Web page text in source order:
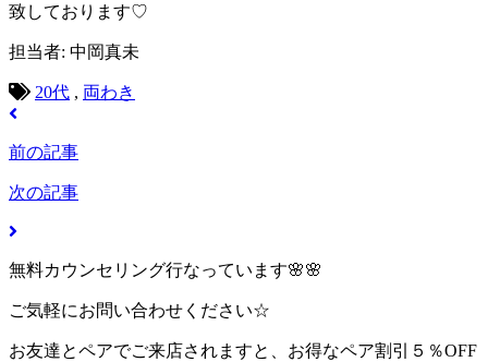
致しております♡
担当者: 中岡真未
20代 , 両わき
前の記事
次の記事
無料カウンセリング行なっています🌸🌸
ご気軽にお問い合わせください☆
お友達とペアでご来店されますと、お得なペア割引５％OFF